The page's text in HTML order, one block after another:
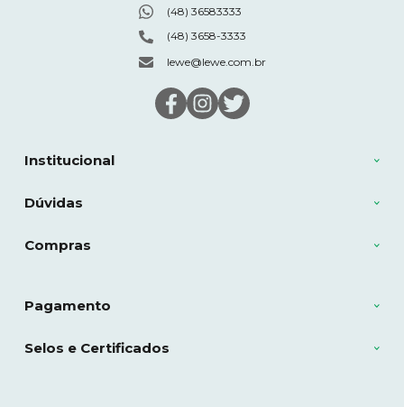
Institucional
Dúvidas
Compras
(48) 36583333
(48) 3658-3333
lewe@lewe.com.br
Pagamento
Selos e Certificados